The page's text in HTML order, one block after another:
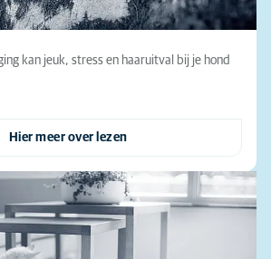
kan jeuk, stress en haaruitval bij je hond
Hier meer over lezen